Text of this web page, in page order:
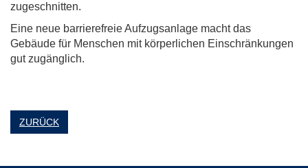
zugeschnitten.
Eine neue barrierefreie Aufzugsanlage macht das
Gebäude für Menschen mit körperlichen Einschränkungen
gut zugänglich.
ZURÜCK